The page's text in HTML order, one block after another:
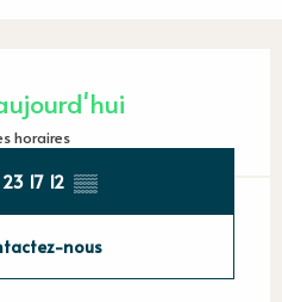
horaires
23 17 12 ▒▒
nous